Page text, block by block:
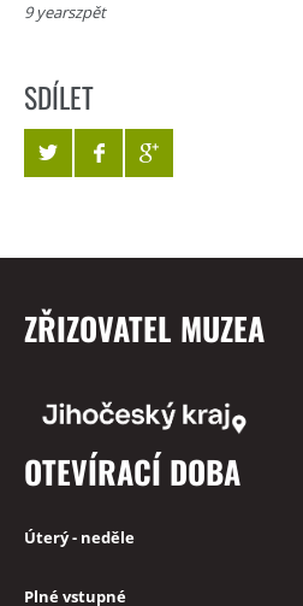
9 yearszpět
SDÍLET
ZŘIZOVATEL MUZEA
OTEVÍRACÍ DOBA
Úterý - neděle
Plné vstupné